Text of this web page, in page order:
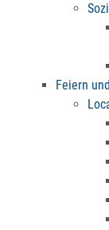
Feiern